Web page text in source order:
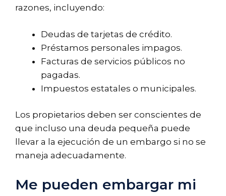
razones, incluyendo:
Deudas de tarjetas de crédito.
Préstamos personales impagos.
Facturas de servicios públicos no
pagadas.
Impuestos estatales o municipales.
Los propietarios deben ser conscientes de
que incluso una deuda pequeña puede
llevar a la ejecución de un embargo si no se
maneja adecuadamente.
Me pueden embargar mi